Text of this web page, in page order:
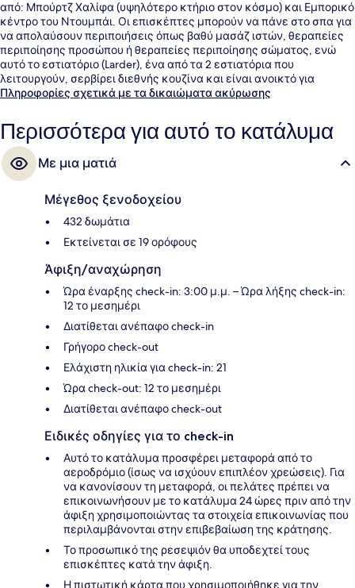
από: Μπούρτζ Χαλίφα (υψηλότερο κτήριο στον κόσμο) και Εμπορικό
κέντρο του Ντουμπάι. Οι επισκέπτες μπορούν να πάνε στο σπα για
να απολαύσουν περιποιήσεις όπως βαθύ μασάζ ιστών, θεραπείες
περιποίησης προσώπου ή θεραπείες περιποίησης σώματος, ενώ
αυτό το εστιατόριο (Larder), ένα από τα 2 εστιατόρια που
λειτουργούν, σερβίρει διεθνής κουζίνα και είναι ανοικτό για
πρωινό, μεσημεριανό και βραδινό. Άλλες παροχές που
μπαρ/lounge, εξωτερική πισίνα και μπαρ δίπλα στην πισίνα. Άλλοι
ταξιδιώτες λατρεύουν το εξυπηρετικό προσωπικό και το πρωινό.
Τα μέσα μαζικής μεταφοράς είναι σε κοντινή απόσταση: το σημείο
επιβίβασης Σταθμός Τραμ Dubai Trolley Station 3 βρίσκεται μόλις 12
λεπτά με τα πόδια.
Πληροφορίες σχετικά με τα δικαιώματα ακύρωσης
Περισσότερα για αυτό το κατάλυμα
Με μια ματιά
Μέγεθος ξενοδοχείου
432 δωμάτια
Εκτείνεται σε 19 ορόφους
Άφιξη/αναχώρηση
Ώρα έναρξης check-in: 3:00 μ.μ. – Ώρα λήξης check-in:
12 το μεσημέρι
Διατίθεται ανέπαφο check-in
Γρήγορο check-out
Ελάχιστη ηλικία για check-in: 21
Ώρα check-out: 12 το μεσημέρι
Διατίθεται ανέπαφο check-out
Ειδικές οδηγίες για το check-in
Αυτό το κατάλυμα προσφέρει μεταφορά από το
αεροδρόμιο (ίσως να ισχύουν επιπλέον χρεώσεις). Για
να κανονίσουν τη μεταφορά, οι πελάτες πρέπει να
επικοινωνήσουν με το κατάλυμα 24 ώρες πριν από την
άφιξη χρησιμοποιώντας τα στοιχεία επικοινωνίας που
περιλαμβάνονται στην επιβεβαίωση της κράτησης.
Το προσωπικό της ρεσεψιόν θα υποδεχτεί τους
επισκέπτες κατά την άφιξη.
Η πιστωτική κάρτα που χρησιμοποιήθηκε για την